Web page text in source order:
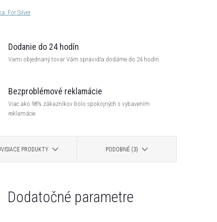
For Silver
Dodanie do 24 hodín
Vami objednaný tovar Vám spravidla dodáme do 24 hodín
Bezproblémové reklamácie
Viac ako 98% zákazníkov bolo spokojných s vybavením
reklamácie
PRODUKTY PODOBNÉ (3)
Dodatočné parametre